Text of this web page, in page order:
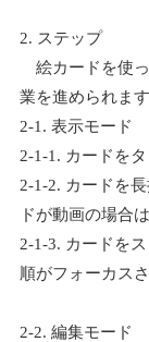
2. ステップ
絵カードを使
業を進められます
2-1. 表示モード
2-1-1. カードを
2-1-2. カードを
ドが動画の場合
2-1-3. カードを
順がフォーカス
2-2. 編集モード